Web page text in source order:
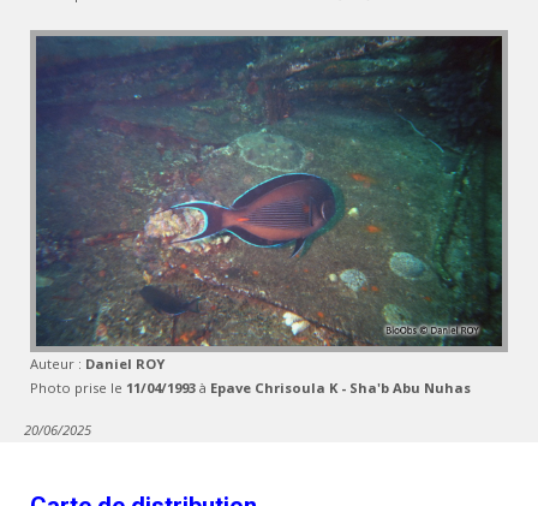
Auteur : Daniel ROY
Photo prise le 11/04/1993 à Epave Chrisoula K - Sha'b Abu Nuhas
20/06/2025